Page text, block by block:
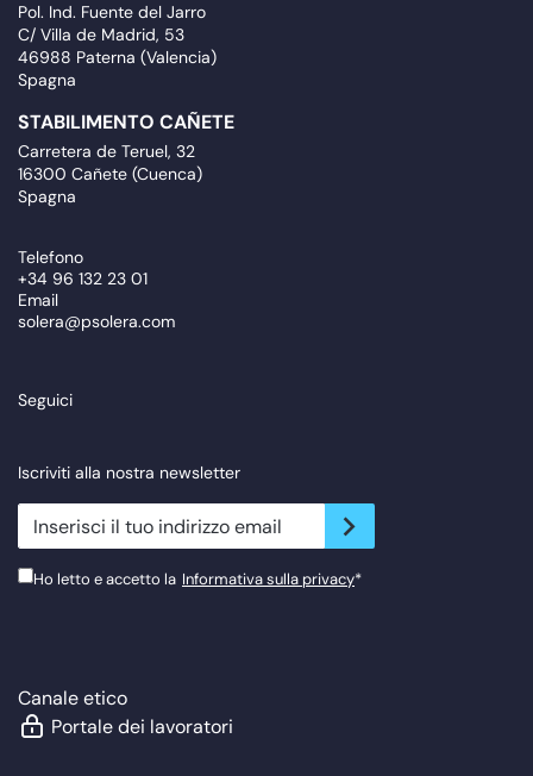
Pol. Ind. Fuente del Jarro
C/ Villa de Madrid, 53
46988 Paterna (Valencia)
Spagna
STABILIMENTO CAÑETE
Carretera de Teruel, 32
16300 Cañete (Cuenca)
Spagna
Telefono
+34 96 132 23 01
Email
solera@psolera.com
Seguici
Iscriviti alla nostra newsletter
newsletter.suscribe
Ho letto e accetto la Informativa sulla privacy*
Canale etico
Portale dei lavoratori